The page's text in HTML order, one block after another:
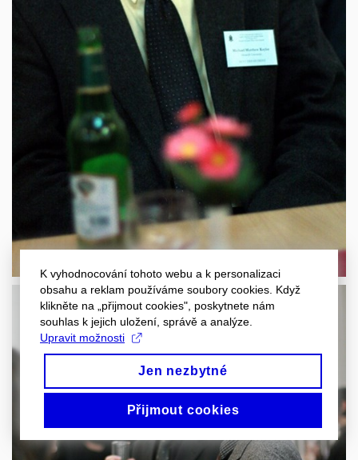
K vyhodnocování tohoto webu a k personalizaci
obsahu a reklam používáme soubory cookies. Když
klikněte na „přijmout cookies", poskytnete nám
souhlas k jejich uložení, správě a analýze.
Upravit možnosti
Jen nezbytné
Přijmout cookies